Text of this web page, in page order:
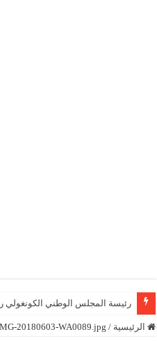
رئيسة المجلس الوطني الكونغولي
الرئيسية /
20180603-WA0089.jpg